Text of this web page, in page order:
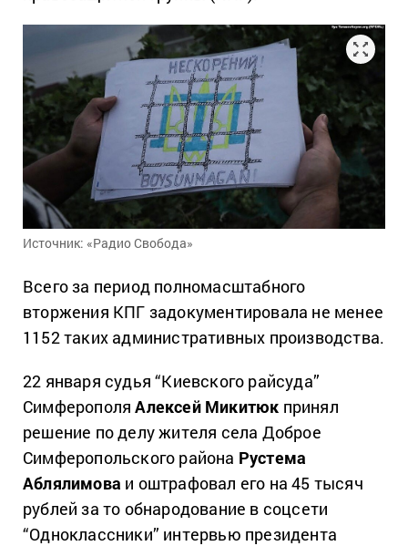
Источник: «Радио Свобода»
Всего за период полномасштабного
вторжения КПГ задокументировала не менее
1152 таких административных производства.
22 января судья “Киевского райсуда”
СимферополяАлексей Микитюк принял
решение по делу жителя села Доброе
Симферопольского района Рустема
Аблялимова и оштрафовал его на 45 тысяч
рублей за то обнародование в соцсети
“Одноклассники” интервью президента